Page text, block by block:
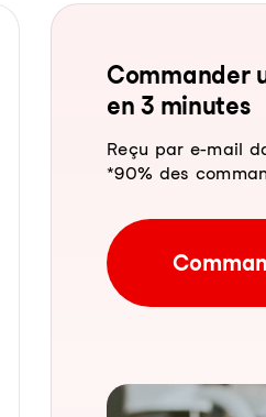
Com­man­der
en 3 mi­nu­tes
Reçu par e-mail
*90% des